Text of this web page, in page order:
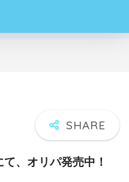
、オリパ発売中！